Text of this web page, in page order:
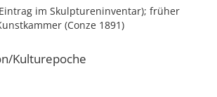
im Skulptureninventar); früher
(Conze 1891)
Kulturepoche